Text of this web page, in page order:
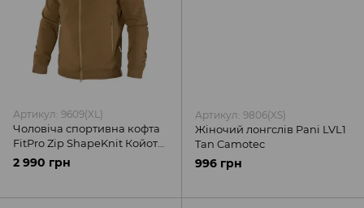
Артикул: 9609(XL)
Чоловіча спортивна кофта
FitPro Zip ShapeKnit Койот
Camotec
2 990 грн
Артикул: 9806(XS)
Жіночий лонгслів Pani LVL1
Tan Camotec
996 грн